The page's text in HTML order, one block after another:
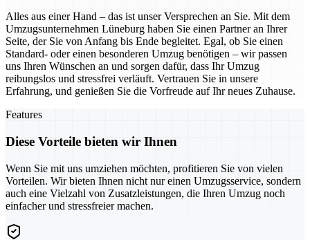
Alles aus einer Hand – das ist unser Versprechen an Sie. Mit dem
Umzugsunternehmen Lüneburg haben Sie einen Partner an Ihrer
Seite, der Sie von Anfang bis Ende begleitet. Egal, ob Sie einen
Standard- oder einen besonderen Umzug benötigen – wir passen
uns Ihren Wünschen an und sorgen dafür, dass Ihr Umzug
reibungslos und stressfrei verläuft. Vertrauen Sie in unsere
Erfahrung, und genießen Sie die Vorfreude auf Ihr neues Zuhause.
Features
Diese Vorteile bieten wir Ihnen
Wenn Sie mit uns umziehen möchten, profitieren Sie von vielen
Vorteilen. Wir bieten Ihnen nicht nur einen Umzugsservice, sondern
auch eine Vielzahl von Zusatzleistungen, die Ihren Umzug noch
einfacher und stressfreier machen.